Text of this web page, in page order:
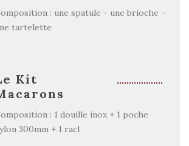
: une spatule - une brioche -
tartelette
Kit
: 1 douille inox + 1 poche
300mm + 1 racl